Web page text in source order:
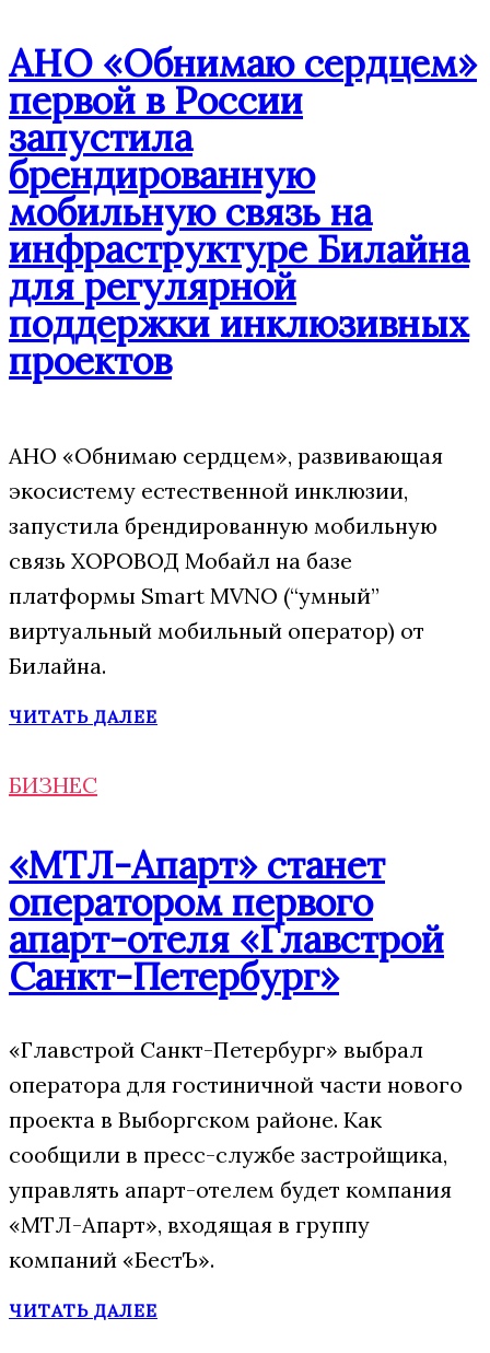
АНО «Обнимаю сердцем»
первой в России
запустила
брендированную
мобильную связь на
инфраструктуре Билайна
для регулярной
поддержки инклюзивных
проектов
АНО «Обнимаю сердцем», развивающая
экосистему естественной инклюзии,
запустила брендированную мобильную
связь ХОРОВОД Мобайл на базе
платформы Smart MVNO (“умный”
виртуальный мобильный оператор) от
Билайна.
ЧИТАТЬ ДАЛЕЕ
БИЗНЕС
«МТЛ-Апарт» станет
оператором первого
апарт-отеля «Главстрой
Санкт-Петербург»
«Главстрой Санкт-Петербург» выбрал
оператора для гостиничной части нового
проекта в Выборгском районе. Как
сообщили в пресс-службе застройщика,
управлять апарт-отелем будет компания
«МТЛ-Апарт», входящая в группу
компаний «БестЪ».
ЧИТАТЬ ДАЛЕЕ